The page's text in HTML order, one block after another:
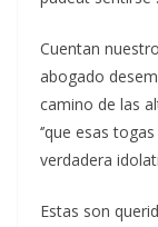
Cuentan
abogado
camino de las
‘’que esas
verdadera
Estas son